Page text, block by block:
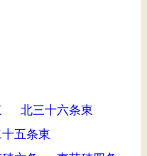
北三十六条東
五条東